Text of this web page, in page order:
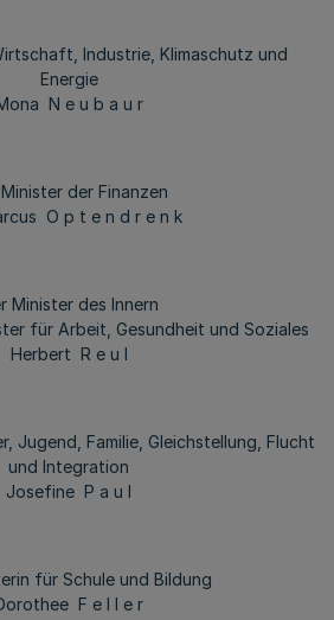
Industrie, Klimaschutz und
Energie
N e u b a u r
der Finanzen
O p t e n d r e n k
Minister des Innern
für Arbeit, Gesundheit und Soziales
Herbert R e u l
Jugend, Familie, Gleichstellung, Flucht
und Integration
Josefine P a u l
für Schule und Bildung
F e l l e r